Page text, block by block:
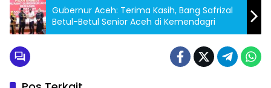
Gubernur Aceh: Terima Kasih, Bang Safrizal
Betul-Betul Senior Aceh di Kemendagri